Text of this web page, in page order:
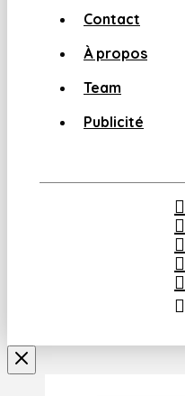
Contact
À propos
Team
Publicité